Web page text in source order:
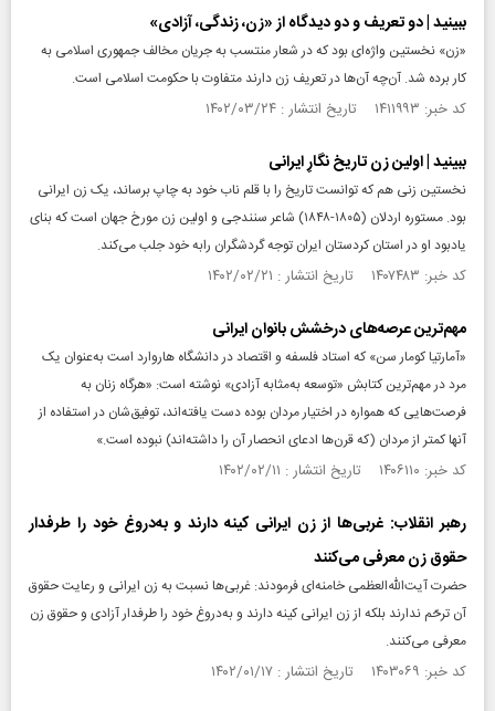
ببینید | دو تعریف و دو دیدگاه از «زن، زندگی، آزادی»
«زن» نخستین واژه‌ای بود که در شعار منتسب به جریان مخالف جمهوری اسلامی به
کار برده شد. آن‌چه آن‌ها در تعریف زن دارند متفاوت با حکومت اسلامی است.
کد خبر: ۱۴۱۱۹۹۳ تاریخ انتشار : ۱۴۰۲/۰۳/۲۴
ببینید | اولین زن تاریخ‌ نگارِ ایرانی
نخستین زنی هم که توانست تاریخ را با قلم ناب خود به چاپ برساند، یک زن ایرانی
بود. مستوره اردلان (۱۸۰۵-۱۸۴۸) شاعر سنندجی و اولین زن مورخ جهان است که بنای
یادبود او در استان کردستان ایران توجه گردشگران رابه خود جلب می‌کند.
کد خبر: ۱۴۰۷۴۸۳ تاریخ انتشار : ۱۴۰۲/۰۲/۲۱
مهم‌ترین عرصه‌های درخشش بانوان ایرانی
«آمارتیا کومار سن» که استاد فلسفه و اقتصاد در دانشگاه هاروارد است به‌عنوان یک
مرد در مهم‌ترین کتابش «توسعه به‌مثابه آزادی» نوشته است: «هرگاه زنان به
فرصت‌هایی که همواره در اختیار مردان بوده دست یافته‌اند، توفیق‌شان در استفاده از
آنها کمتر از مردان (که قرن‌ها ادعای انحصار آن را داشته‌اند) نبوده است.»
کد خبر: ۱۴۰۶۱۱۰ تاریخ انتشار : ۱۴۰۲/۰۲/۱۱
رهبر انقلاب: غربی‌ها از زن ایرانی کینه دارند و به‌دروغ خود را طرفدار
حقوق زن معرفی می‌کنند
حضرت آیت‌الله‌العظمی خامنه‌ای فرمودند: غربی‌ها نسبت به زن ایرانی و رعایت حقوق
آن ترحّم ندارند بلکه از زن ایرانی کینه دارند و به‌دروغ خود را طرفدار آزادی و حقوق زن
معرفی می‌کنند.
کد خبر: ۱۴۰۳۰۶۹ تاریخ انتشار : ۱۴۰۲/۰۱/۱۷